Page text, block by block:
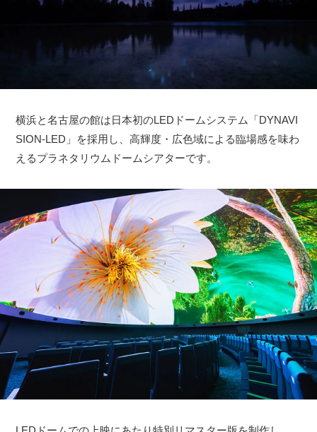
横浜と名古屋の館は日本初のLEDドームシステム「DYNAVI
SION-LED」を採用し、高輝度・広色域による臨場感を味わ
えるプラネタリウムドームシアターです。